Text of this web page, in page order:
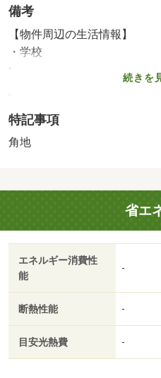
備考
【物件周辺の生活情報】
・学校
東山泉小中学校西学舎（
コンビニ（1,165m）
・その他施設
令】事前協議区域（２１－１
居住誘導区域、保全区域、土
流） 【設備・特記事項備考
地勢：平坦
国土法届出：不要
法令等制限：宅地造成工事規
土保全区域、近景デザイン保
続きを
特記事項
角地
省エ
エネルギー消費性
能
-
断熱性能 -
目安光熱費 -